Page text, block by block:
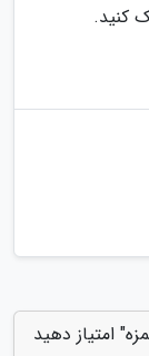
کنید.
امتیاز دهید